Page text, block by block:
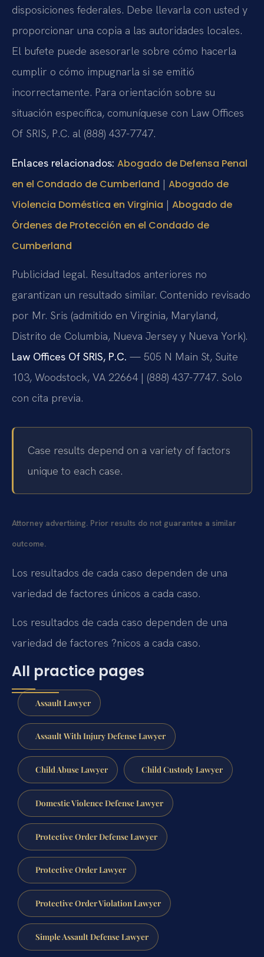
disposiciones federales. Debe llevarla con usted y
proporcionar una copia a las autoridades locales.
El bufete puede asesorarle sobre cómo hacerla
cumplir o cómo impugnarla si se emitió
incorrectamente. Para orientación sobre su
situación específica, comuníquese con Law Offices
Of SRIS, P.C. al (888) 437-7747.
Enlaces relacionados: Abogado de Defensa Penal
en el Condado de Cumberland | Abogado de
Violencia Doméstica en Virginia | Abogado de
Órdenes de Protección en el Condado de
Cumberland
Publicidad legal. Resultados anteriores no
garantizan un resultado similar. Contenido revisado
por Mr. Sris (admitido en Virginia, Maryland,
Distrito de Columbia, Nueva Jersey y Nueva York).
Law Offices Of SRIS, P.C. — 505 N Main St, Suite
103, Woodstock, VA 22664 | (888) 437-7747. Solo
con cita previa.
Case results depend on a variety of factors
unique to each case.
Attorney advertising. Prior results do not guarantee a similar
outcome.
Los resultados de cada caso dependen de una
variedad de factores únicos a cada caso.
Los resultados de cada caso dependen de una
variedad de factores ?nicos a cada caso.
All practice pages
Assault Lawyer
Assault With Injury Defense Lawyer
Child Abuse Lawyer Child Custody Lawyer
Domestic Violence Defense Lawyer
Protective Order Defense Lawyer
Protective Order Lawyer
Protective Order Violation Lawyer
Simple Assault Defense Lawyer